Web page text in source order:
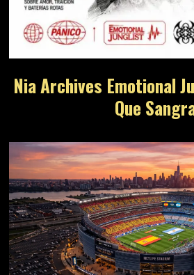
Nia Archives Emotional
Que